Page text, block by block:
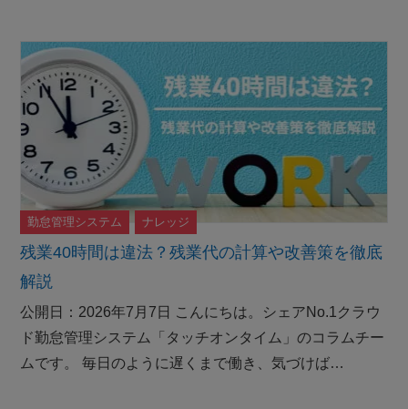
残業40時間は違法？残業代の計算や改善策を徹底
解説
勤怠管理システム ナレッジ
公開日：2026年7月7日 こんにちは。シェアNo.1クラウ
ド勤怠管理システム「タッチオンタイム」のコラムチー
ムです。 毎日のように遅くまで働き、気づけば…